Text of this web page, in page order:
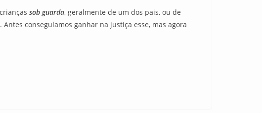
sob guarda, geralmente de um dos pais, ou de
conseguíamos ganhar na justiça esse, mas agora